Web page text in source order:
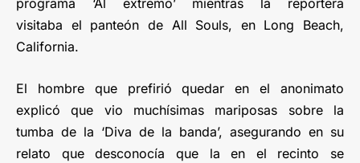
programa ‘Al extremo’ mientras la reportera
visitaba el panteón de All Souls, en Long Beach,
California.
El hombre que prefirió quedar en el anonimato
explicó que vio muchísimas mariposas sobre la
tumba de la ‘Diva de la banda’, asegurando en su
relato que desconocía que la en el recinto se